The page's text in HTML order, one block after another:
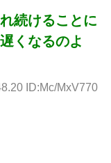
続けることに
くなるのよ
ID:Mc/MxV770